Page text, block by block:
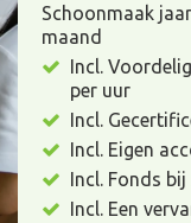
Schoonmaak
maand
Incl.
per uur
Incl.
Incl. Eigen
Incl. Fonds
Incl. Een